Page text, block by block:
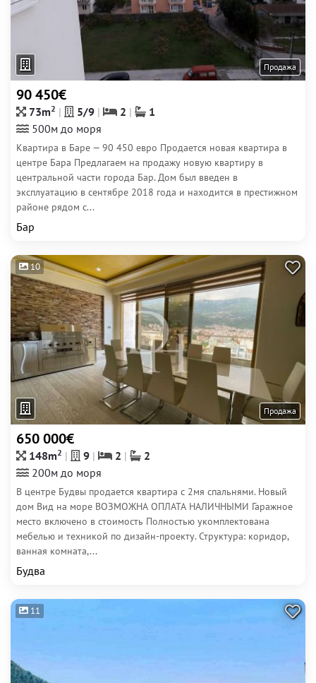
Продажа
90 450€
73m2 5/9 2
1
500м до моря
Квартира в Баре — 90 450 евро Продается новая квартира в
центре Бара Предлагаем на продажу новую квартиру в
центральной части города Бар. Дом был введен в
эксплуатацию в сентябре 2018 года и находится в престижном
районе рядом с...
Бар
10
Продажа
650 000€
148m2 9 2
2
200м до моря
В центре Будвы продается квартира с 2мя спальнями. Новый
дом Вид на море ВОЗМОЖНА ОПЛАТА НАЛИЧНЫМИ Гаражное
место включено в стоимость Полностью укомплектована
мебелью и техникой по дизайн-проекту. Структура: коридор,
ванная комната,...
Будва
11